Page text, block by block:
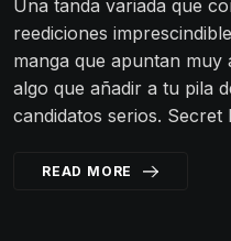
Una tanda variada que
reediciones
manga que apuntan muy
algo que añadir a tu pila
candidatos serios.
READ MORE